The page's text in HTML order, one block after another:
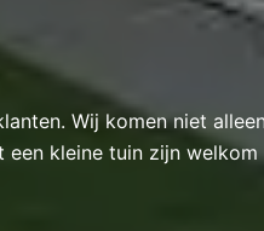
Wij komen niet
kleine tuin zijn welkom